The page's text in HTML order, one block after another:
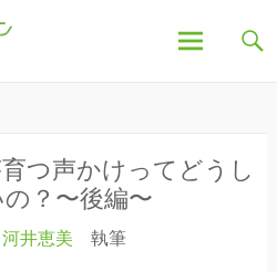
産婦人科オンラインジ
安や疑問、出産について、産後の豆知識など、全記
事を産婦人科医・助産師が執筆し、わかりやすく解
ン
ツ
つ声かけってどうし
？〜後編〜
河井恵美 執筆